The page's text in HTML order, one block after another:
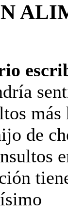
más
de